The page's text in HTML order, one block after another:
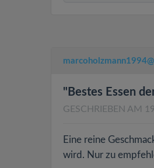
"Bestes Essen
GESCHRIEBEN AM
Eine reine
wird. Nur zu